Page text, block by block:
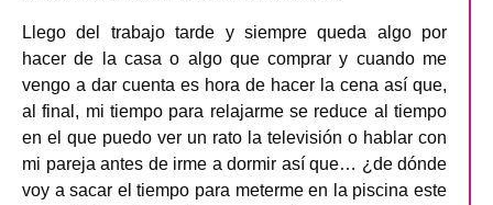
Llego del trabajo tarde y siempre queda algo por
hacer de la casa o algo que comprar y cuando me
vengo a dar cuenta es hora de hacer la cena así que,
al final, mi tiempo para relajarme se reduce al tiempo
en el que puedo ver un rato la televisión o hablar con
mi pareja antes de irme a dormir así que… ¿de dónde
voy a sacar el tiempo para meterme en la piscina este